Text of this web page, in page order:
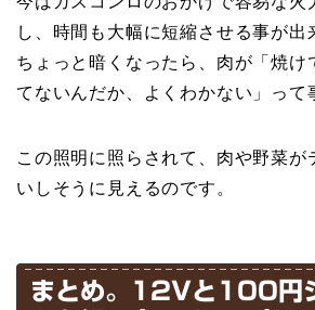
し、時間も大幅に短縮させる事が出
ちょっと暗くなったら、肉が「焼け
てないんだか、よくわかない」って
この照明に照らされて、肉や野菜が
いしそうに見えるのです。
まとめ。12Vと100円